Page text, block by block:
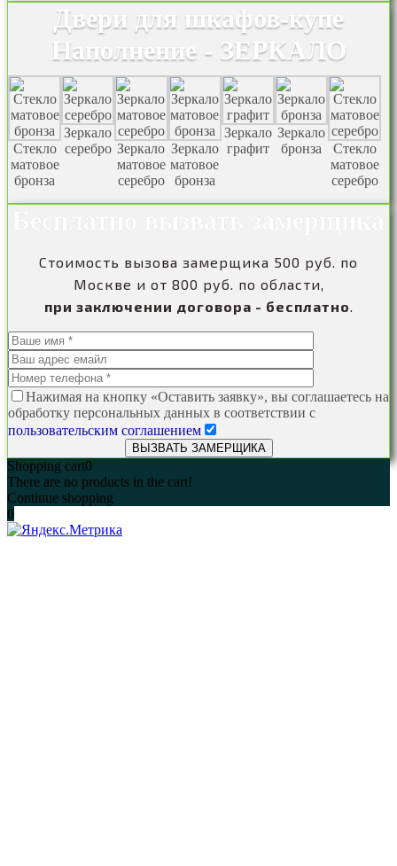
Двери для шкафов-купе
Наполнение - ЗЕРКАЛО
Стекло
матовое
бронза
Зеркало
серебро Зеркало
матовое
серебро
Зеркало
матовое
бронза
Зеркало
графит
Зеркало
бронза
Стекло
матовое
серебро
Стоимость вызова замерщика 500 руб. по
Москве и от 800 руб. по области,
при заключении договора - бесплатно.
Нажимая на кнопку «Оставить заявку», вы соглашаетесь на
обработку персональных данных в соответствии с
пользовательским соглашением
Shopping cart0
There are no products in the cart!
Continue shopping
0